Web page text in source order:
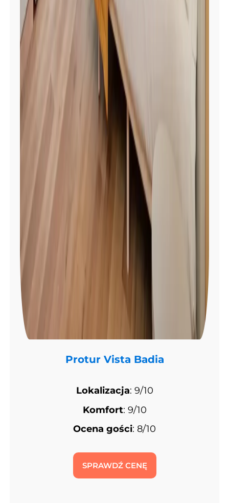
Protur Vista Badia
Lokalizacja: 9/10
Komfort: 9/10
Ocena gości: 8/10
SPRAWDŹ CENĘ